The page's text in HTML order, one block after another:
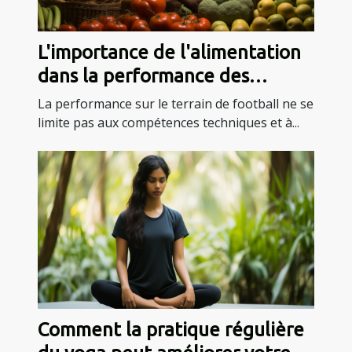
L'importance de l'alimentation
dans la performance des
footballeurs africains
La performance sur le terrain de football ne se
limite pas aux compétences techniques et à...
Comment la pratique régulière